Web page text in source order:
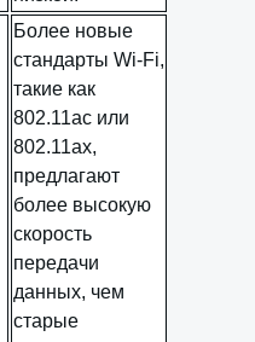
Более новые
стандарты Wi-Fi,
такие как
802.11ac или
802.11ax,
предлагают
более высокую
скорость
передачи
данных, чем
старые